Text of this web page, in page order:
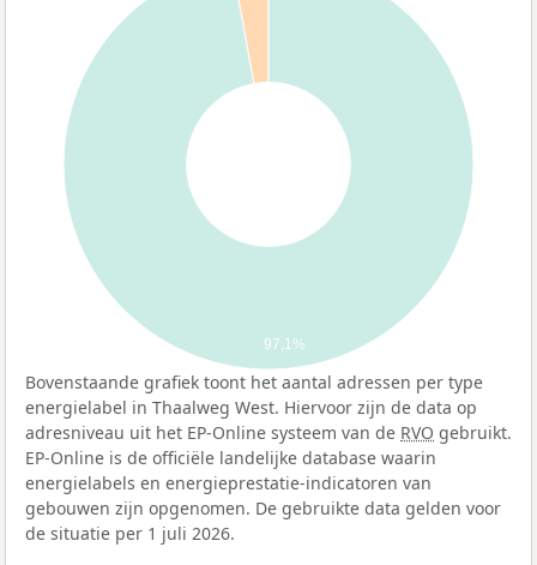
97,1%
Bovenstaande grafiek toont het aantal adressen per type
energielabel in Thaalweg West. Hiervoor zijn de data op
adresniveau uit het EP-Online systeem van de RVO gebruikt.
EP-Online is de officiële landelijke database waarin
energielabels en energieprestatie-indicatoren van
gebouwen zijn opgenomen. De gebruikte data gelden voor
de situatie per 1 juli 2026.